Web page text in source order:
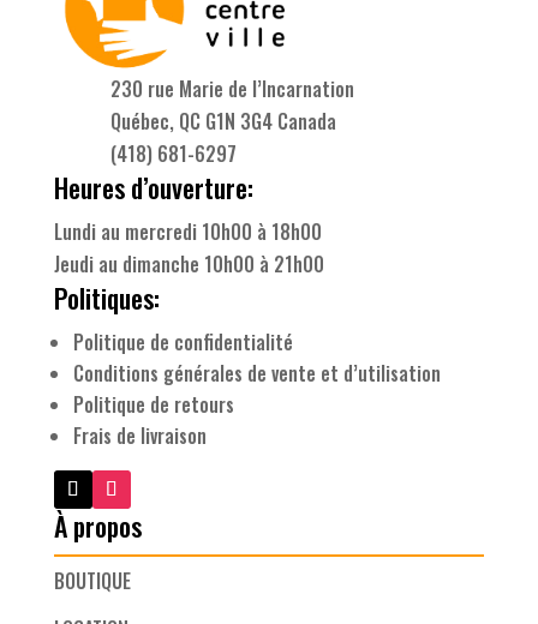
230 rue Marie de l’Incarnation
Québec, QC G1N 3G4 Canada
(418) 681-6297
Heures d’ouverture:
Lundi au mercredi 10h00 à 18h00
Jeudi au dimanche 10h00 à 21h00
Politiques:
Politique de confidentialité
Conditions générales de vente et d’utilisation
Politique de retours
Frais de livraison
À propos
BOUTIQUE